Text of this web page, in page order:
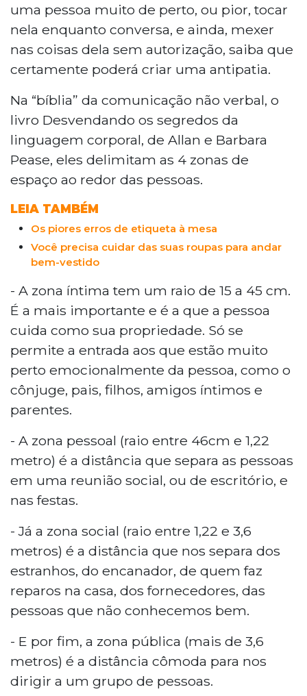
uma pessoa muito de perto, ou pior, tocar
nela enquanto conversa, e ainda, mexer
nas coisas dela sem autorização, saiba que
certamente poderá criar uma antipatia.
Na “bíblia” da comunicação não verbal, o
livro Desvendando os segredos da
linguagem corporal, de Allan e Barbara
Pease, eles delimitam as 4 zonas de
espaço ao redor das pessoas.
LEIA TAMBÉM
Os piores erros de etiqueta à mesa
Você precisa cuidar das suas roupas para andar
bem-vestido
- A zona íntima tem um raio de 15 a 45 cm.
É a mais importante e é a que a pessoa
cuida como sua propriedade. Só se
permite a entrada aos que estão muito
perto emocionalmente da pessoa, como o
cônjuge, pais, filhos, amigos íntimos e
parentes.
- A zona pessoal (raio entre 46cm e 1,22
metro) é a distância que separa as pessoas
em uma reunião social, ou de escritório, e
nas festas.
- Já a zona social (raio entre 1,22 e 3,6
metros) é a distância que nos separa dos
estranhos, do encanador, de quem faz
reparos na casa, dos fornecedores, das
pessoas que não conhecemos bem.
- E por fim, a zona pública (mais de 3,6
metros) é a distância cômoda para nos
dirigir a um grupo de pessoas.